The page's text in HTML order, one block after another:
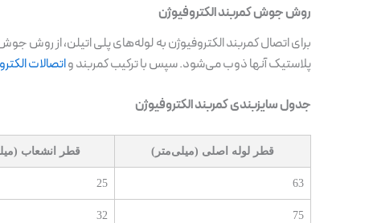
روش جوش کمربند الکتروفیوژن
برای اتصال کمربند الکتروفیوژن به لوله‌های پلی اتیلن، از روش
پلاستیک آنها ذوب می‌شود. سپس با ترکیب کمربند واتصالات
جدول سایزبندی کمربند الکتروفیوژن
قطر لوله اصلی (میلی‌متر) قطر انشعاب
63
25
75
32